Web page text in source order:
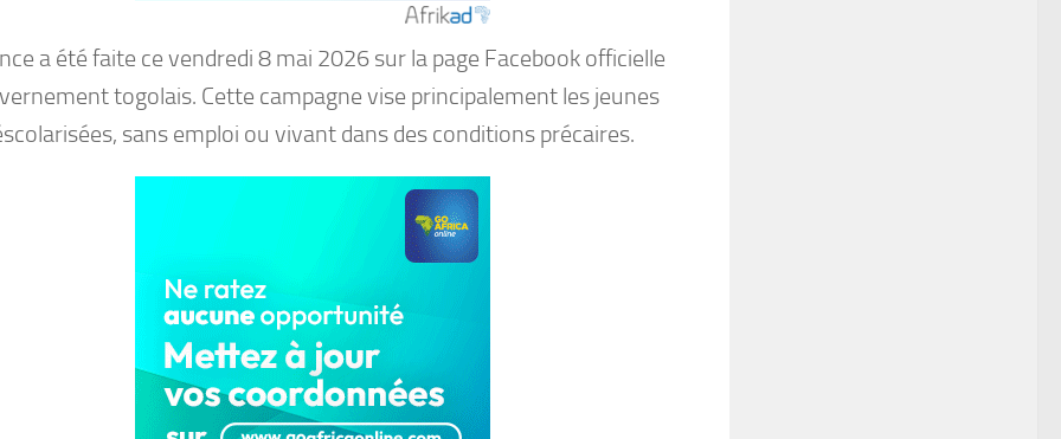
a été faite ce vendredi 8 mai 2026 sur la page Facebook officielle
togolais. Cette campagne vise principalement les jeunes
sans emploi ou vivant dans des conditions précaires.